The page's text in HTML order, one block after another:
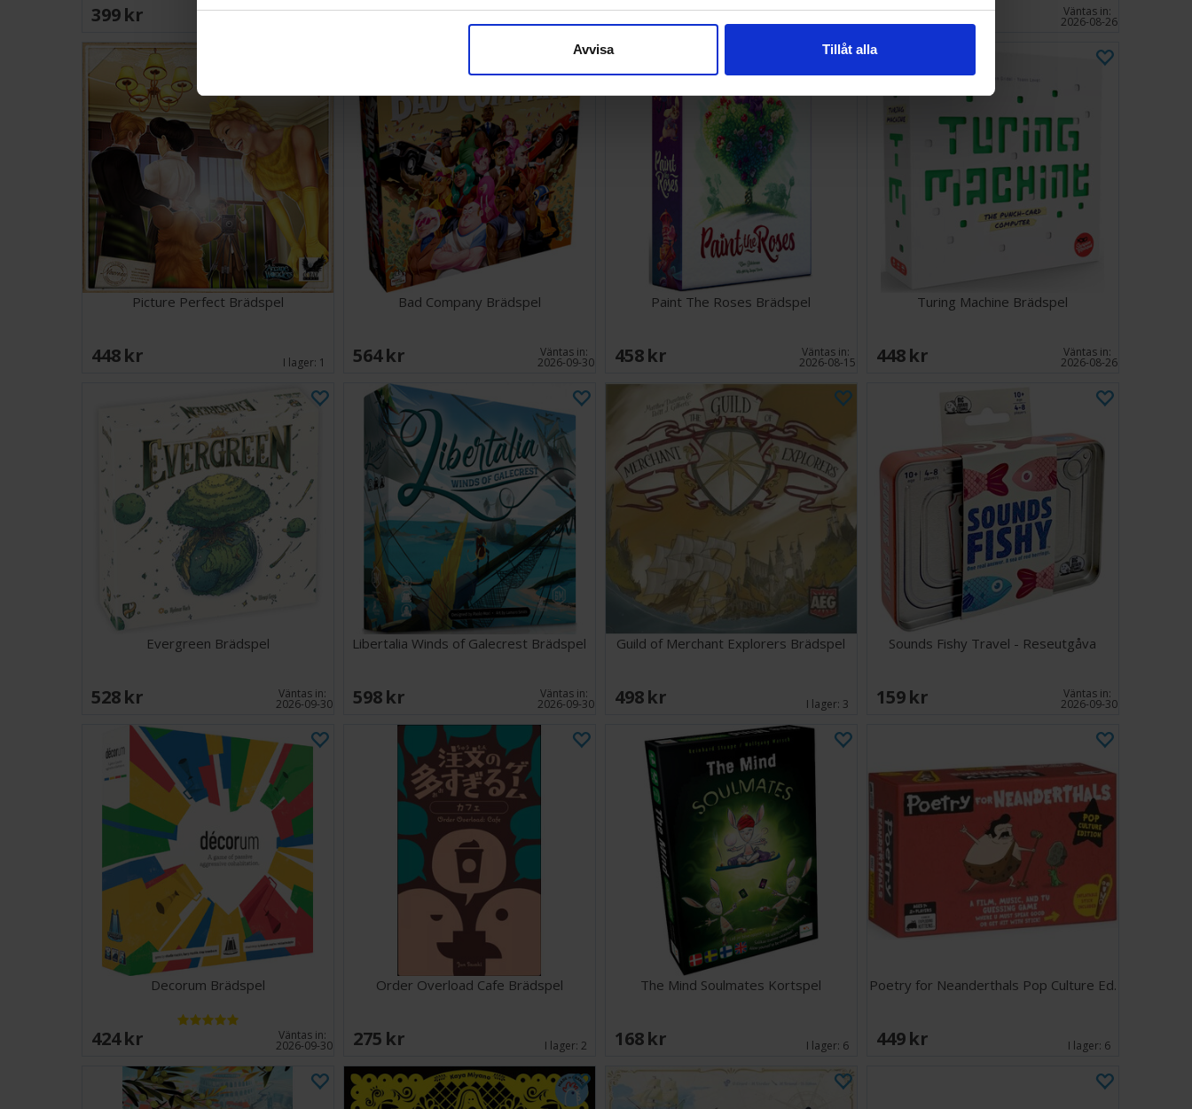
Avvisa Tillåt alla
399 SEK 118 SEK I lager:3 190 SEK I lager:7 189 SEK Väntas in:
2026-08-26
Picture Perfect Brädspel
448 SEK I lager: 1
Bad Company Brädspel
564 SEK Väntas in:
2026-09-30
Paint The Roses Brädspel
458 SEK Väntas in:
2026-08-15
Turing Machine Brädspel
448 SEK Väntas in:
2026-08-26
Evergreen Brädspel
528 SEK Väntas in:
2026-09-30
Libertalia Winds of Galecrest Brädspel
598 SEK Väntas in:
2026-09-30
Guild of Merchant Explorers Brädspel
498 SEK I lager: 3
Sounds Fishy Travel - Reseutgåva
159 SEK Väntas in:
2026-09-30
Decorum Brädspel
424 SEK Väntas in:
2026-09-30
Order Overload Cafe Brädspel
275 SEK I lager:2
The Mind Soulmates Kortspel
168 SEK I lager: 6
Poetry for Neanderthals Pop Culture Ed.
449 SEK I lager: 6